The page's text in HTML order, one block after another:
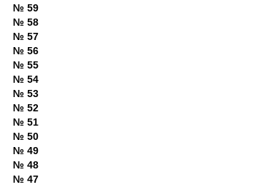
№ 59
№ 58
№ 57
№ 56
№ 55
№ 54
№ 53
№ 52
№ 51
№ 50
№ 49
№ 48
№ 47